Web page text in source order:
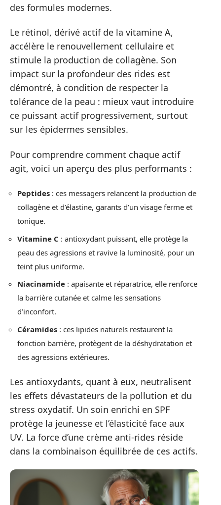
des formules modernes.
Le rétinol, dérivé actif de la vitamine A,
accélère le renouvellement cellulaire et
stimule la production de collagène. Son
impact sur la profondeur des rides est
démontré, à condition de respecter la
tolérance de la peau : mieux vaut introduire
ce puissant actif progressivement, surtout
sur les épidermes sensibles.
Pour comprendre comment chaque actif
agit, voici un aperçu des plus performants :
Peptides : ces messagers relancent la production de
collagène et d’élastine, garants d’un visage ferme et
tonique.
Vitamine C : antioxydant puissant, elle protège la
peau des agressions et ravive la luminosité, pour un
teint plus uniforme.
Niacinamide : apaisante et réparatrice, elle renforce
la barrière cutanée et calme les sensations
d’inconfort.
Céramides : ces lipides naturels restaurent la
fonction barrière, protègent de la déshydratation et
des agressions extérieures.
Les antioxydants, quant à eux, neutralisent
les effets dévastateurs de la pollution et du
stress oxydatif. Un soin enrichi en SPF
protège la jeunesse et l’élasticité face aux
UV. La force d’une crème anti-rides réside
dans la combinaison équilibrée de ces actifs.